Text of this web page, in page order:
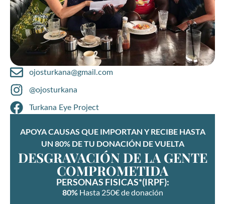
ojosturkana@gmail.com
@ojosturkana
Turkana Eye Project
APOYA CAUSAS QUE IMPORTAN Y RECIBE HASTA
UN 80% DE TU DONACIÓN DE VUELTA
DESGRAVACIÓN DE LA GENTE
COMPROMETIDA
PERSONAS FISICAS*(IRPF):
80%Hasta 250€ de donación